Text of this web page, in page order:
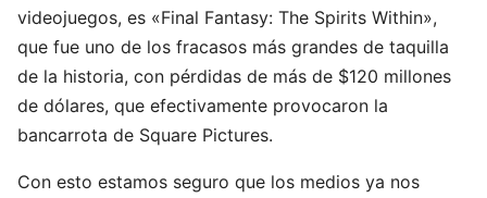
videojuegos, es «Final Fantasy: The Spirits Within»,
que fue uno de los fracasos más grandes de taquilla
de la historia, con pérdidas de más de $120 millones
de dólares, que efectivamente provocaron la
bancarrota de Square Pictures.
Con esto estamos seguro que los medios ya nos